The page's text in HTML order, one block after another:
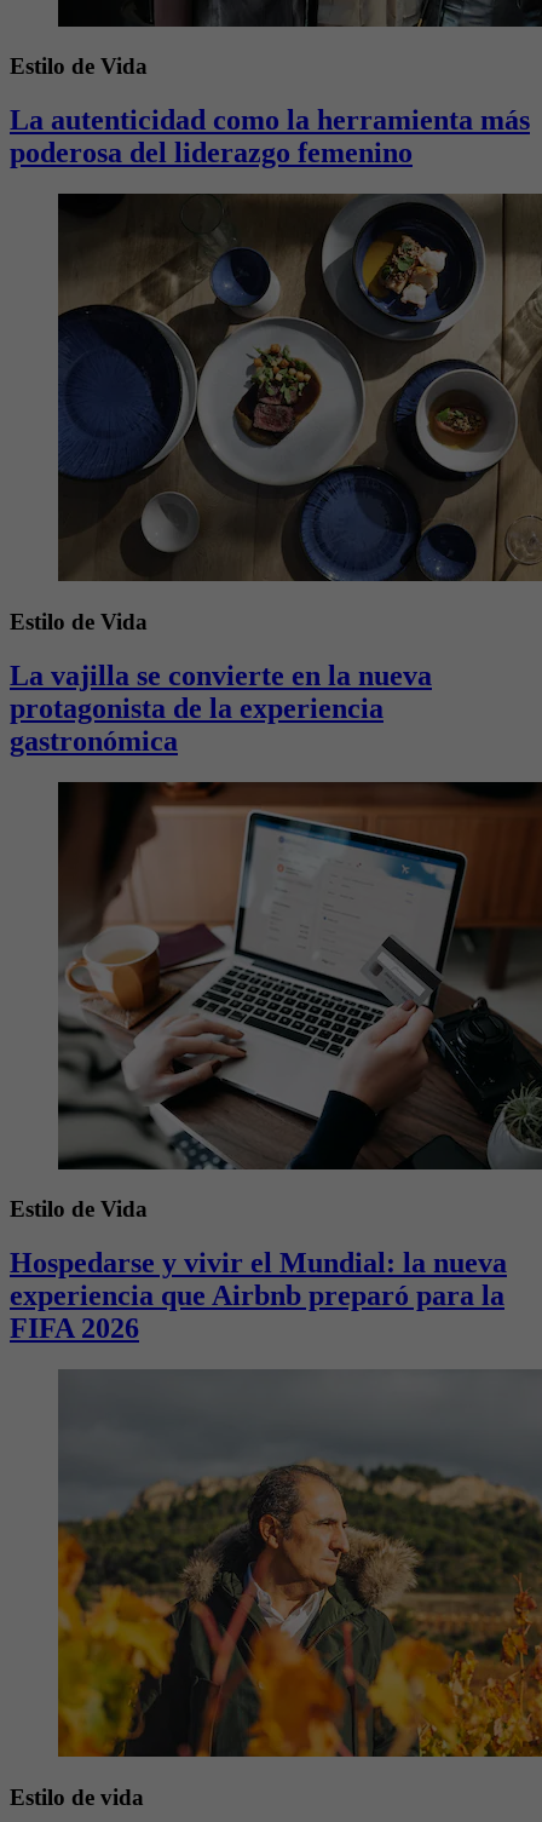
Estilo de Vida
La autenticidad como la herramienta más
poderosa del liderazgo femenino
Estilo de Vida
La vajilla se convierte en la nueva
protagonista de la experiencia
gastronómica
Estilo de Vida
Hospedarse y vivir el Mundial: la nueva
experiencia que Airbnb preparó para la
FIFA 2026
Estilo de vida